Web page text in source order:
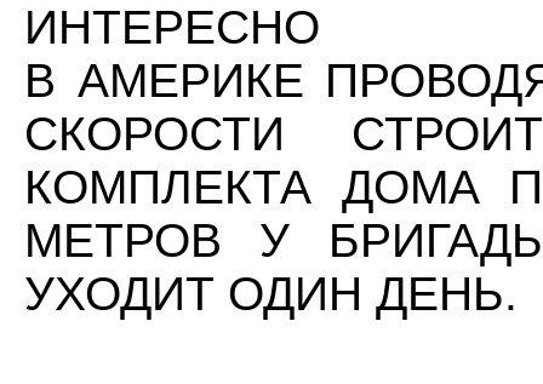
ИНТЕРЕСНО
В АМЕРИКЕ
СКОРОСТИ
КОМПЛЕКТА ДОМА
МЕТРОВ У
УХОДИТ ОДИН ДЕНЬ.